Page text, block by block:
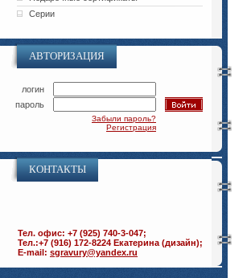
Серии
АВТОРИЗАЦИЯ
логин
пароль
Забыли пароль?
Регистрация
КОНТАКТЫ
Тел. офис: +7 (925) 740-3-047;
Тел.:+7 (916) 172-8224 Екатерина (дизайн);
E-mail: sgravury@yandex.ru